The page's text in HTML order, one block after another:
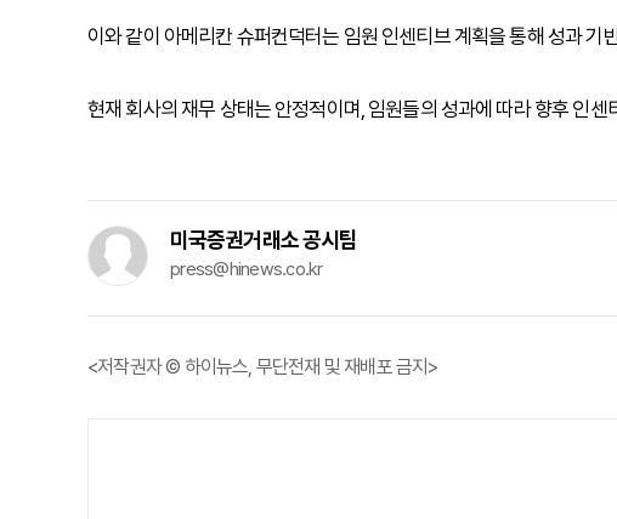
이와 같이 아메리칸 슈퍼컨덕터는 임원 인센티브 계획을 통해 성과
현재 회사의 재무 상태는 안정적이며, 임원들의 성과에 따라 향후 인센
미국증권거래소 공시팀
press@hinews.co.kr
<저작권자 © 하이뉴스, 무단전재 및 재배포 금지>